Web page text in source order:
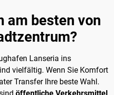
am besten von
Lanseria ins
vielfältig. Wenn Sie Komfort
Transfer Ihre beste Wahl.
öffentliche Verkehrsmittel